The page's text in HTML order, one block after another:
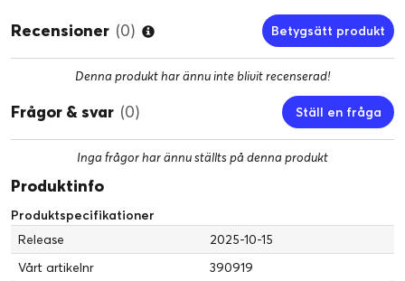
KOMPATIBEL MED ATX 3.1 OCH
PCIE GEN 5.1
ATX 3.1 ger strängare spännings- och strömreglering med
stöd för toppeffekt upp till 200 % av nominell uteffekt. Elite
Recensioner (0) Betygsätt produkt
Denna produkt har ännu inte blivit recenserad!
Frågor & svar (0) Ställ en fråga
Inga frågor har ännu ställts på denna produkt
Produktinfo
Produktspecifikationer
Release
2025-10-15
Vårt artikelnr
390919